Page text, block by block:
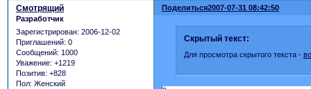
Поделиться2007-07-31 08:42:50
Смотрящий
Разработчик
Зарегистрирован: 2006-12-02
Приглашений: 0
Сообщений: 1000
Уважение: +1219
Позитив: +828
Пол: Женский
Скрытый текст:
Для просмотра скрытого текста -